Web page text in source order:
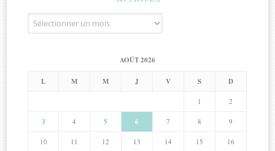
Archives
AOÛT 2026
L M M J V S D
1 2
3 4 5 6 7 8 9
10 11 12 13 14 15 16